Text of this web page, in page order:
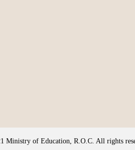
Ministry of Education, R.O.C. All rights